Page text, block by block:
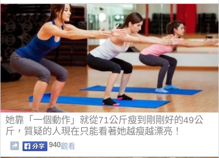
她靠「一個動作」就從71公斤瘦到剛剛好的49公
斤，質疑的人現在只能看著她越瘦越漂亮！
940觀看